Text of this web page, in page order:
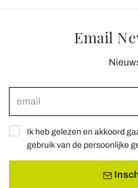
Email
Ik heb gelezen en akkoord
gebruik van de persoonlijke